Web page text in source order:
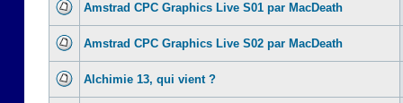
Amstrad CPC Graphics Live S01 par MacDeath
Amstrad CPC Graphics Live S02 par MacDeath
Alchimie 13, qui vient ?